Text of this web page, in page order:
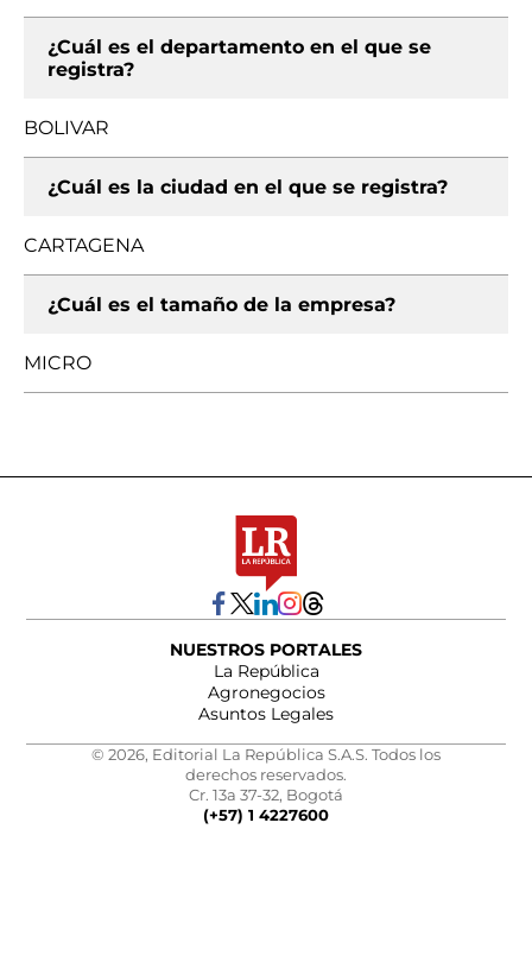
¿Cuál es el departamento en el que se
registra?
BOLIVAR
¿Cuál es la ciudad en el que se registra?
CARTAGENA
¿Cuál es el tamaño de la empresa?
MICRO
NUESTROS PORTALES
La República
Agronegocios
Asuntos Legales
© 2026, Editorial La República S.A.S. Todos los
derechos reservados.
Cr. 13a 37-32, Bogotá
(+57) 1 4227600